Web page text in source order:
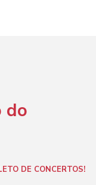
do
DE CONCERTOS!